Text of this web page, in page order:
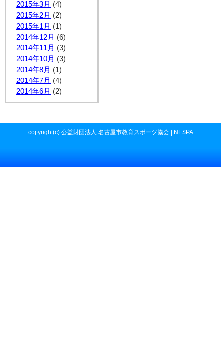
2015年3月 (4)
2015年2月 (2)
2015年1月 (1)
2014年12月 (6)
2014年11月 (3)
2014年10月 (3)
2014年8月 (1)
2014年7月 (4)
2014年6月 (2)
copyright(c) 公益財団法人 名古屋市教育スポーツ協会 | NESPA